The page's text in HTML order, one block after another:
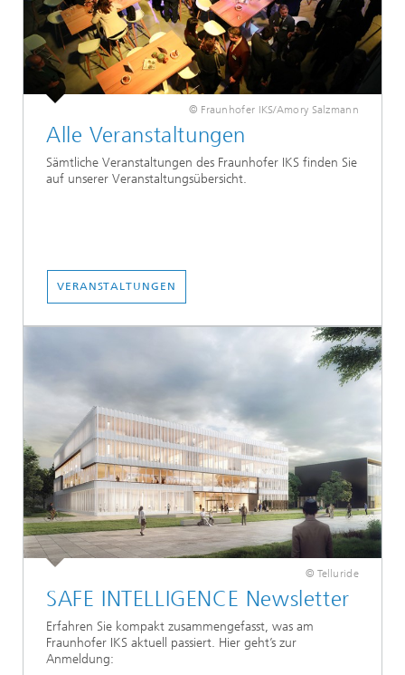
© Fraunhofer IKS/Amory Salzmann
Alle Veranstaltungen
Sämtliche Veranstaltungen des Fraunhofer IKS finden Sie
auf unserer Veranstaltungsübersicht.
VERANSTALTUNGEN
© Telluride
SAFE INTELLIGENCE Newsletter
Erfahren Sie kompakt zusammengefasst, was am
Fraunhofer IKS aktuell passiert. Hier geht’s zur
Anmeldung: